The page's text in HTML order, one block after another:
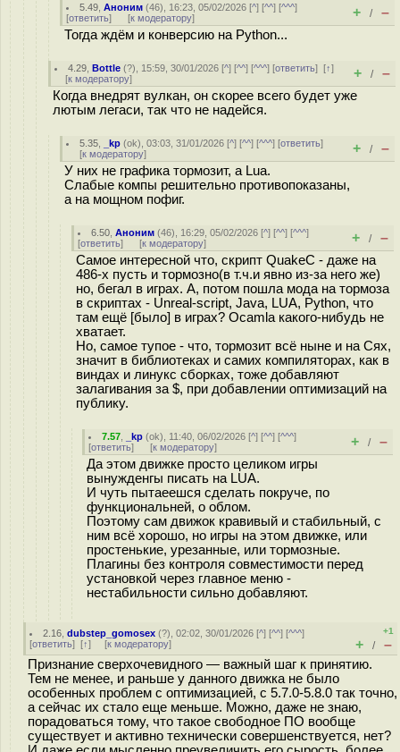
5.49 ,Аноним (46), 16:23, 05/02/2026 [^] [^^] [^^^]
[ответить] [к модератору] + / –
Тогда ждём и конверсию на Python...
4.29 ,Bottle (?), 15:59, 30/01/2026 [^] [^^] [^^^] [ответить][↑]
[к модератору] + / –
Когда внедрят вулкан, он скорее всего будет уже
лютым легаси, так что не надейся.
5.35 _kp (ok), 03:03, 31/01/2026 [^] [^^] [^^^] [ответить]
[к модератору] + / –
У них не графика тормозит, а Lua.
Слабые компы решительно противопоказаны,
а на мощном пофиг.
6.50 ,Аноним (46), 16:29, 05/02/2026 [^] [^^] [^^^]
[ответить] [к модератору] + / –
Самое интересной что, скрипт QuakeC - даже на
486-х пусть и тормозно(в т.ч.и явно из-за него же)
но, бегал в играх. А, потом пошла мода на тормоза
в скриптах - Unreal-script, Java, LUA, Python, что
там ещё [было] в играх? Ocamlа какого-нибудь не
хватает.
Но, самое тупое - что, тормозит всё ныне и на Сях,
значит в библиотеках и самих компиляторах, как в
виндах и линукс сборках, тоже добавляют
залагивания за $, при добавлении оптимизаций на
публику.
7.57 _kp (ok), 11:40, 06/02/2026 [^] [^^] [^^^]
[ответить] [к модератору] + / –
Да этом движке просто целиком игры
вынужденгы писать на LUA.
И чуть пытаеешся сделать покруче, по
функциональней, о облом.
Поэтому сам движок кравивый и стабильный, с
ним всё хорошо, но игры на этом движке, или
простенькие, урезанные, или тормозные.
Плагины без контроля совместимости перед
установкой через главное меню -
нестабильности сильно добавляют.
2.16 ,dubstep_gomosex (?), 02:02, 30/01/2026 [^] [^^] [^^^]
[ответить] [↑] [к модератору]
+1
+ / –
Признание сверхочевидного — важный шаг к принятию.
Тем не менее, и раньше у данного движка не было
особенных проблем с оптимизацией, с 5.7.0-5.8.0 так точно,
а сейчас их стало еще меньше. Можно, даже не знаю,
порадоваться тому, что такое свободное ПО вообще
существует и активно технически совершенствуется, нет?